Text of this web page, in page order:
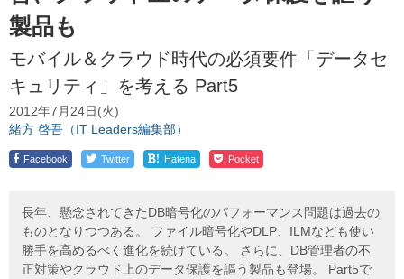
製品も
モバイル＆クラウド時代の必須要件「データセ
キュリティ」を考える Part5
2012年7月24日(火)
緒方 啓吾（IT Leaders編集部）
Facebook Twitter ! Hatena Pocket
長年、懸念されてきたDB暗号化のパフォーマンス問題は過去の
ものとなりつつある。 ファイル暗号化やDLP、ILMなども使い
勝手を高めるべく進化を続けている。 さらに、DB管理者の不
正対策やクラウド上のデータ保護を謳う製品も登場。 Part5で